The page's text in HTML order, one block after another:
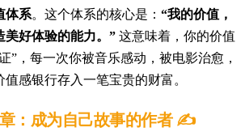
体系。这个体系的核心是： “我的价值，
美好体验的能力。” 这意味着，你的价值
”，每一次你被音乐感动，被电影治愈，
感银行存入一笔宝贵的财富。
：成为自己故事的作者✍️